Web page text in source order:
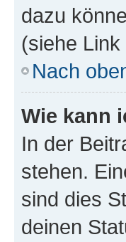
dazu
(siehe
Nach
Wie kann
In der
stehen.
sind dies
deinen